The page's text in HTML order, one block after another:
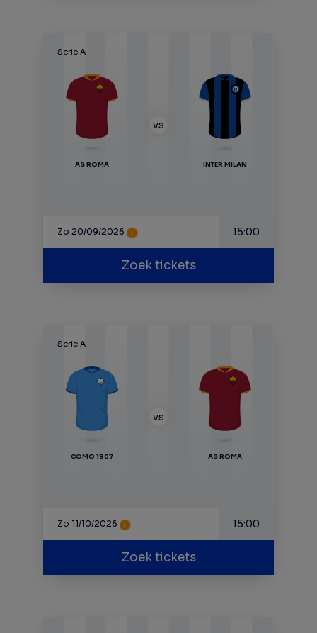
Serie A
AS ROMA INTER MILAN
VS
Zo 20/09/2026 15:00
Zoek tickets
Serie A
COMO 1907 AS ROMA
VS
Zo 11/10/2026 15:00
Zoek tickets